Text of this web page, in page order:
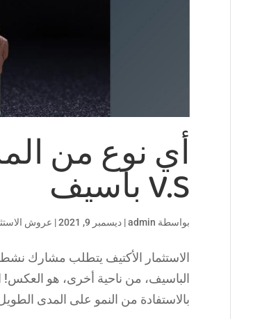
أي نوع من
V.S باسيف
بواسطة admin
| ديسمبر 9, 2021 | عروش
الاستثمار الأكتيف يتطلب مشارك
الباسيف، من ناحية أخرى، هو العكس!
بالاستفادة من النمو على المدى